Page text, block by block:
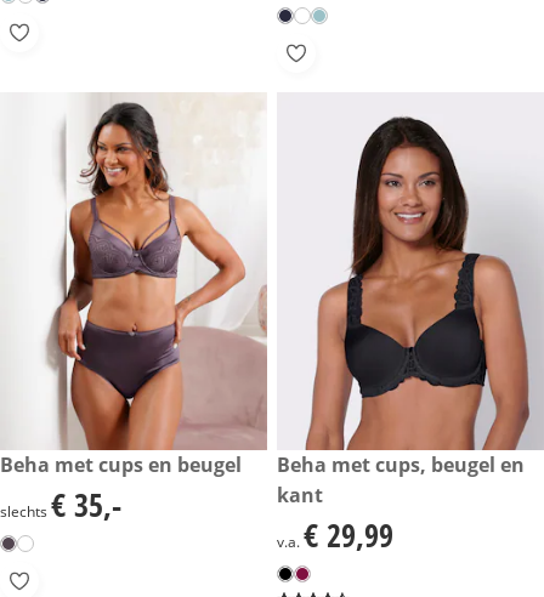
€ 35,-
Beha met cups en beugel
€ 35,-
slechts € 35,-
€ 29,99
Beha met cups, beugel en
kant
€ 29,99
v.a.€ 29,99